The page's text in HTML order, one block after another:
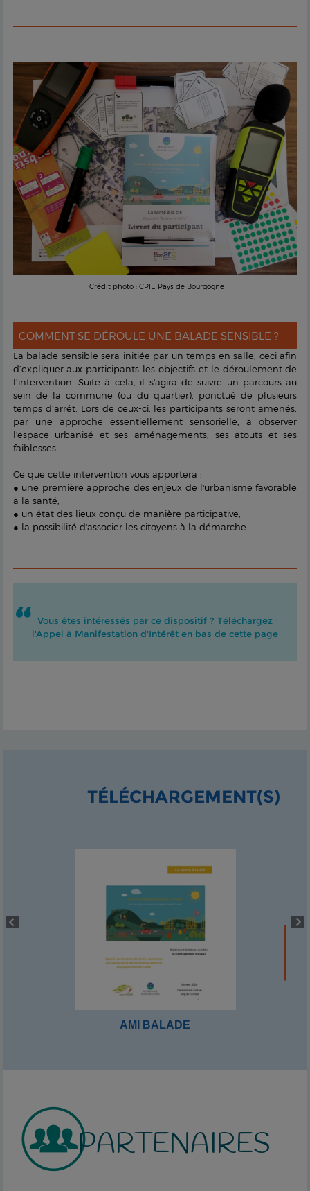
Crédit photo : CPIE Pays de Bourgogne
COMMENT SE DÉROULE UNE BALADE SENSIBLE ?
La balade sensible sera initiée par un temps en salle, ceci afin
d’expliquer aux participants les objectifs et le déroulement de
l’intervention. Suite à cela, il s'agira de suivre un parcours au
sein de la commune (ou du quartier), ponctué de plusieurs
temps d’arrêt. Lors de ceux-ci, les participants seront amenés,
par une approche essentiellement sensorielle, à observer
l'espace urbanisé et ses aménagements, ses atouts et ses
faiblesses.
Ce que cette intervention vous apportera :
● une première approche des enjeux de l'urbanisme favorable
à la santé,
● un état des lieux conçu de manière participative,
● la possibilité d'associer les citoyens à la démarche.
Vous êtes intéressés par ce dispositif ? Téléchargez
l'Appel à Manifestation d'Intérêt en bas de cette page
TÉLÉCHARGEMENT(S)
AMI BALADE
PARTENAIRES